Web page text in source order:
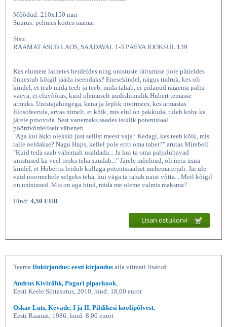
Mõõdud: 210x150 mm
Suurus: pehmes köites raamat
Sisu:
RAAMAT ASUB LAOS, SAADAVAL 1-3 PÄEVA JOOKSUL 139
Kas elumere lainetes heideldes ning unistuste täitumise pole püüeldes
õnnestub kõigil jääda iseendaks? Enesekindel, nägus tüdruk, kes oli
kindel, et teab mida teeb ja teeb, mida tahab, ei pidanud nägema palju
vaeva, et eluvõõras, kuid olemuselt uudishimulik Hubert temasse
armuks. Unistajahingega, kena ja leplik noormees, kes armastas
filosofeerida, arvas nimelt, et kõik, mis elul on pakkuda, tuleb kohe ka
järele proovida. Sest vanemaks saades isiklik potentsiaal
pöördvõrdeliselt väheneb.
"Aga kui äkki olekski just sellist meest vaja? Kedagi, kes teeb kõik, mis
talle öeldakse? Nagu Hups, kellel pole eriti oma tahet?" arutas Mirebell.
"Kuid teda saab vähemalt usaldada... Ja kui ta oma paljulubavad
unistused ka veel teoks teha suudab..." Järele mõelnud, oli neiu üsna
kindel, et Hubertis leidub küllaga potentsiaalset mehematerjali. Jäi üle
vaid noormehele selgeks teha, kui väga ta tahab naist võtta... Meil kõigil
on unistused. Mis on aga hind, mida me oleme valmis maksma?
Hind: 4,50 EUR
Lisan ostukorvi
Teema Ilukirjandus: eesti kirjandus alla viimati lisatud:
Andrus Kivirähk, Pagari piparkook
Eesti Keele Sihtasutus, 2010, hind: 18,00 eurot
Oskar Luts, Kevade. I ja II. Pildikesi koolipõlvest
Eesti Raamat, 1986, hind: 8,00 eurot